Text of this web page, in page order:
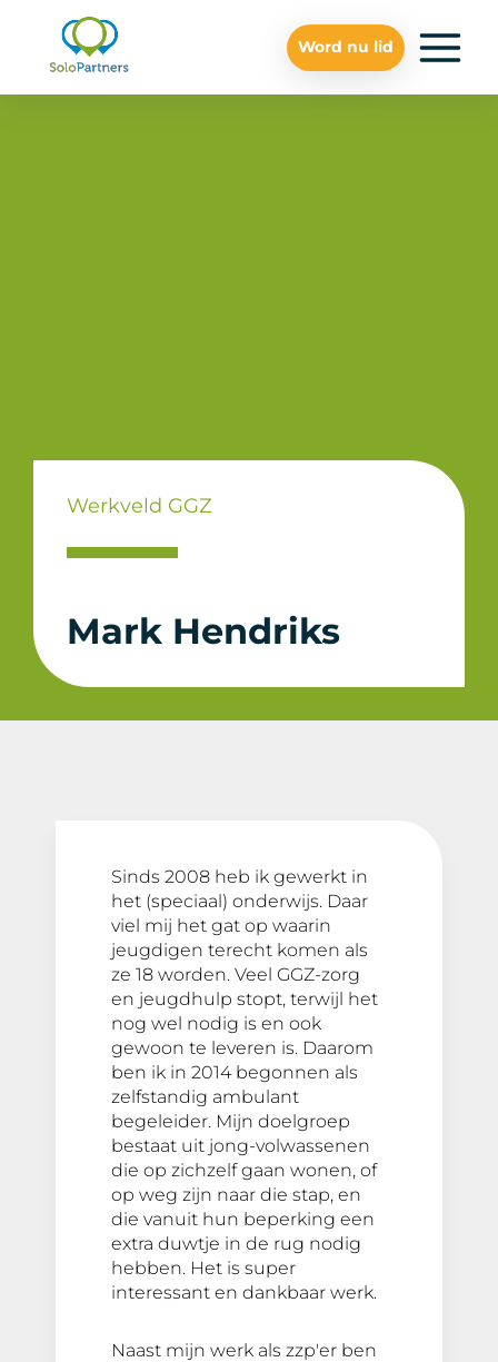
Word nu lid
Werkveld GGZ
Mark Hendriks
Sinds 2008 heb ik gewerkt in
het (speciaal) onderwijs. Daar
viel mij het gat op waarin
jeugdigen terecht komen als
ze 18 worden. Veel GGZ-zorg
en jeugdhulp stopt, terwijl het
nog wel nodig is en ook
gewoon te leveren is. Daarom
ben ik in 2014 begonnen als
zelfstandig ambulant
begeleider. Mijn doelgroep
bestaat uit jong-volwassenen
die op zichzelf gaan wonen, of
op weg zijn naar die stap, en
die vanuit hun beperking een
extra duwtje in de rug nodig
hebben. Het is super
interessant en dankbaar werk.
Naast mijn werk als zzp'er ben